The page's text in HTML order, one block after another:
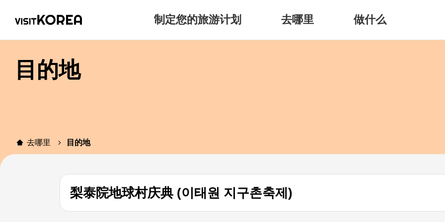
制定您的旅游计划 去哪里 做什么
目的地
去哪里 目的地
梨泰院地球村庆典 (이태원 지구촌축제)